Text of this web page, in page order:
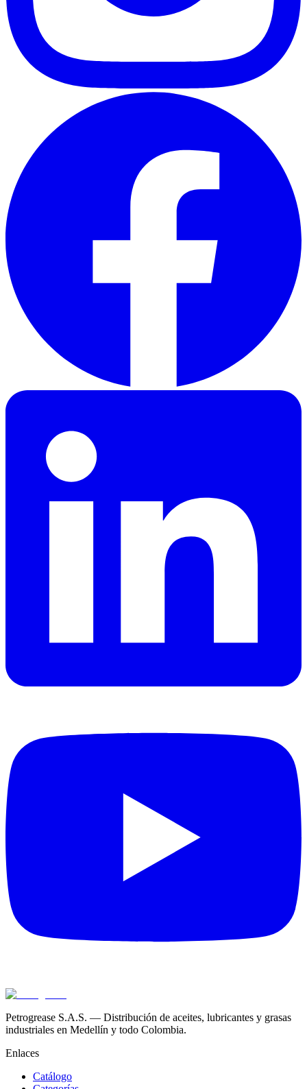
Petrogrease S.A.S. — Distribución de aceites, lubricantes y grasas
industriales en Medellín y todo Colombia.
Enlaces
Catálogo